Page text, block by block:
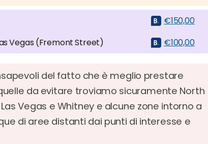
€150,00
Vegas (Fremont Street)
€100,00
del fatto che è meglio prestare
da evitare troviamo sicuramente North
Vegas e Whitney e alcune zone intorno a
di aree distanti dai punti di interesse e